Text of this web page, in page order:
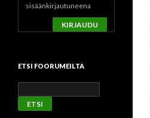
sisäänkirjautuneena
KIRJAUDU
ETSI FOORUMEILTA